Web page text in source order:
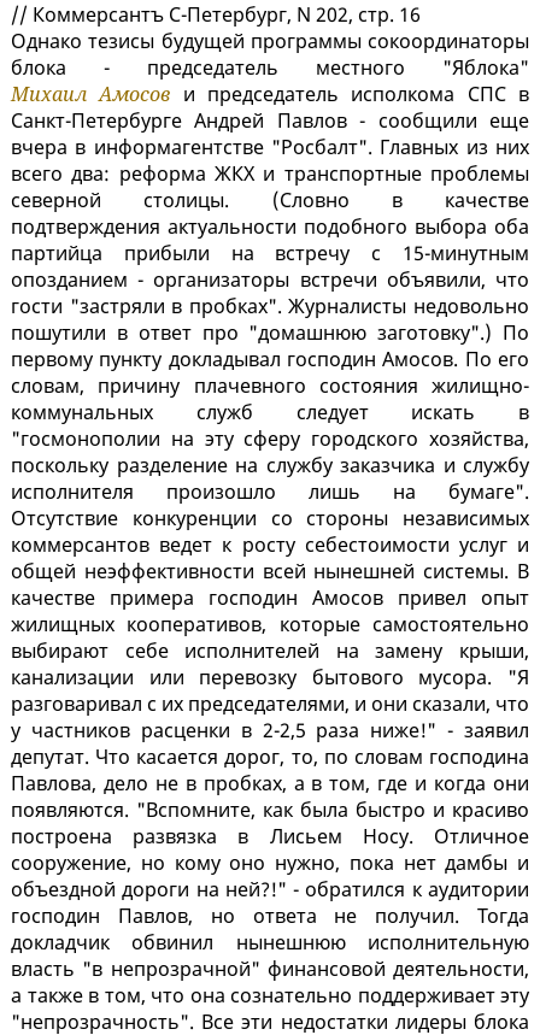
// Коммерсантъ С-Петербург, N 202, стр. 16
Однако тезисы будущей программы сокоординаторы
блока - председатель местного "Яблока"
Михаил Амосов и председатель исполкома СПС в
Санкт-Петербурге Андрей Павлов - сообщили еще
вчера в информагентстве "Росбалт". Главных из них
всего два: реформа ЖКХ и транспортные проблемы
северной столицы. (Словно в качестве
подтверждения актуальности подобного выбора оба
партийца прибыли на встречу с 15-минутным
опозданием - организаторы встречи объявили, что
гости "застряли в пробках". Журналисты недовольно
пошутили в ответ про "домашнюю заготовку".) По
первому пункту докладывал господин Амосов. По его
словам, причину плачевного состояния жилищно-
коммунальных служб следует искать в
"госмонополии на эту сферу городского хозяйства,
поскольку разделение на службу заказчика и службу
исполнителя произошло лишь на бумаге".
Отсутствие конкуренции со стороны независимых
коммерсантов ведет к росту себестоимости услуг и
общей неэффективности всей нынешней системы. В
качестве примера господин Амосов привел опыт
жилищных кооперативов, которые самостоятельно
выбирают себе исполнителей на замену крыши,
канализации или перевозку бытового мусора. "Я
разговаривал с их председателями, и они сказали, что
у частников расценки в 2-2,5 раза ниже!" - заявил
депутат. Что касается дорог, то, по словам господина
Павлова, дело не в пробках, а в том, где и когда они
появляются. "Вспомните, как была быстро и красиво
построена развязка в Лисьем Носу. Отличное
сооружение, но кому оно нужно, пока нет дамбы и
объездной дороги на ней?!" - обратился к аудитории
господин Павлов, но ответа не получил. Тогда
докладчик обвинил нынешнюю исполнительную
власть "в непрозрачной" финансовой деятельности,
а также в том, что она сознательно поддерживает эту
"непрозрачность". Все эти недостатки лидеры блока